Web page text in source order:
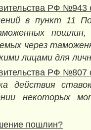
РФ №943
в пункт 11
через
лицами для
РФ №807
действия
некоторых
пошлин?